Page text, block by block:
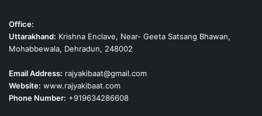
Office:
Uttarakhand: Krishna Enclave, Near- Geeta Satsang Bhawan,
Mohabbewala, Dehradun, 248002
Email Address: rajyakibaat@gmail.com
Website: www.rajyakibaat.com
Phone Number: +919634286608